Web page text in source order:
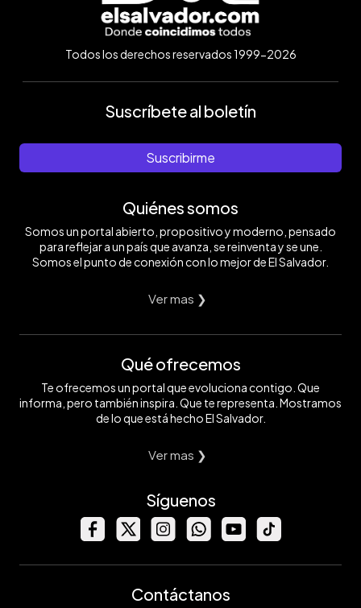
Todos los derechos reservados 1999-2026
Suscríbete al boletín
Suscribirme
Quiénes somos
Somos un portal abierto, propositivo y moderno, pensado
para reflejar a un país que avanza, se reinventa y se une.
Somos el punto de conexión con lo mejor de El Salvador.
Ver mas ❯
Qué ofrecemos
Te ofrecemos un portal que evoluciona contigo. Que
informa, pero también inspira. Que te representa. Mostramos
de lo que está hecho El Salvador.
Ver mas ❯
Síguenos
Contáctanos